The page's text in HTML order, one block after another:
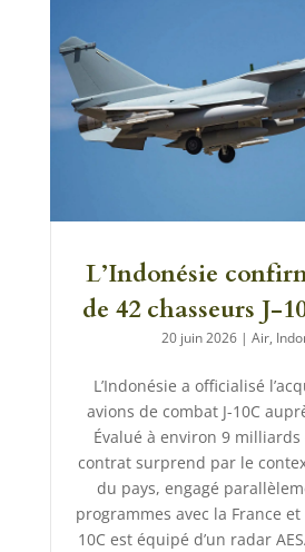
L’Indonésie
de 42 chasseurs J-
20 juin 2026 |Air,
L’Indonésie a officialisé
avions de combat J-10C
Évalué à environ 9
contrat surprend par le
du pays, engagé
programmes avec la France et
10C est équipé d’un radar